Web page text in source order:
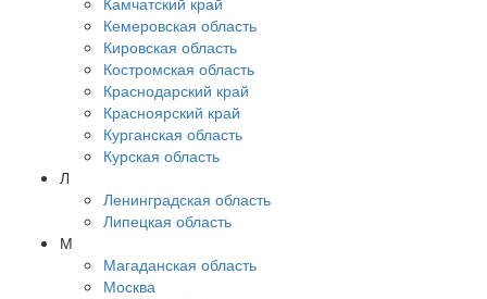
Кемеровская область
Кировская область
Костромская область
Краснодарский край
Красноярский край
Курганская область
Курская область
Л
Ленинградская область
Липецкая область
М
Магаданская область
Москва